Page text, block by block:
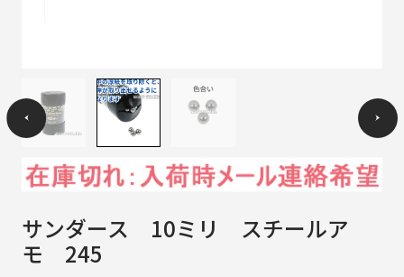
サンダース 10ミリ スチールア
モ 245